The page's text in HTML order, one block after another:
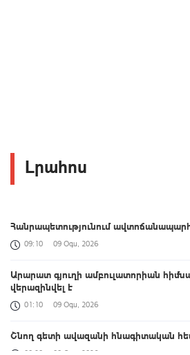
Լրահոս
Հանրապետությունում
09:10 09 Օգս, 2026
Արարատ գյուղի ամբուլատորիան
վերազինվել է
01:10 09 Օգս, 2026
Շնող գետի ավազանի հնագիտական
00:39 09 Օգս, 2026